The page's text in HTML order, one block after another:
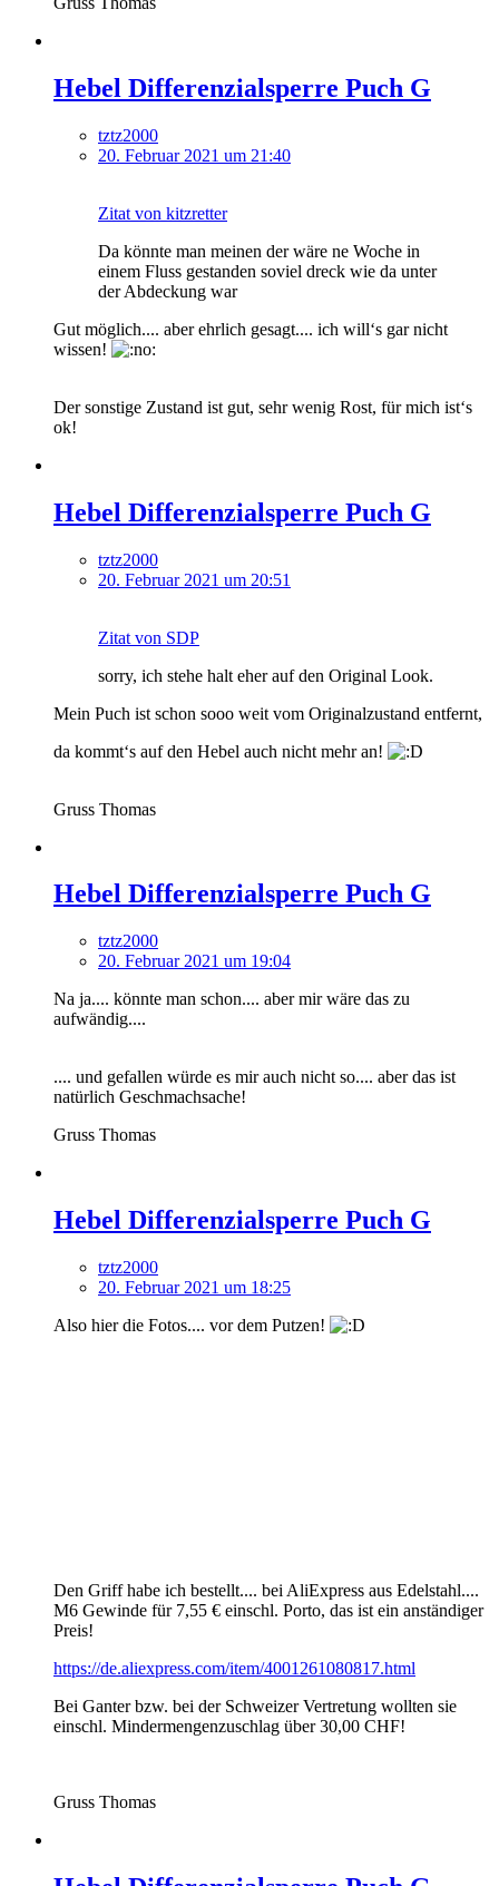
Hebel Differenzialsperre Puch G
tztz2000
20. Februar 2021 um 21:40
Zitat von kitzretter
Da könnte man meinen der wäre ne Woche in
einem Fluss gestanden soviel dreck wie da unter
der Abdeckung war
Gut möglich.... aber ehrlich gesagt.... ich will‘s gar nicht
wissen!
Der sonstige Zustand ist gut, sehr wenig Rost, für mich ist‘s
ok!
Hebel Differenzialsperre Puch G
tztz2000
20. Februar 2021 um 20:51
Zitat von SDP
sorry, ich stehe halt eher auf den Original Look.
Mein Puch ist schon sooo weit vom Originalzustand entfernt,
da kommt‘s auf den Hebel auch nicht mehr an!
Gruss Thomas
Hebel Differenzialsperre Puch G
tztz2000
20. Februar 2021 um 19:04
Na ja.... könnte man schon.... aber mir wäre das zu
aufwändig....
.... und gefallen würde es mir auch nicht so.... aber das ist
natürlich Geschmachsache!
Gruss Thomas
Hebel Differenzialsperre Puch G
tztz2000
20. Februar 2021 um 18:25
Also hier die Fotos.... vor dem Putzen!
Den Griff habe ich bestellt.... bei AliExpress aus Edelstahl....
M6 Gewinde für 7,55 € einschl. Porto, das ist ein anständiger
Preis!
https://de.aliexpress.com/item/4001261080817.html
Bei Ganter bzw. bei der Schweizer Vertretung wollten sie
einschl. Mindermengenzuschlag über 30,00 CHF!
Gruss Thomas